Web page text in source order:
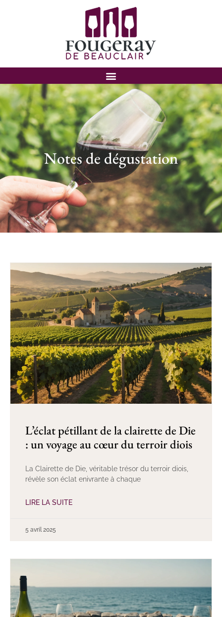
Notes de dégustation
L’éclat pétillant de la clairette de Die
: un voyage au cœur du terroir diois
La Clairette de Die, véritable trésor du terroir diois,
révèle son éclat enivrante à chaque
LIRE LA SUITE
5 avril 2025